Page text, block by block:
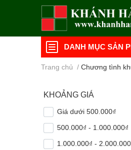
DANH MỤC SẢN
Trang chủ / Chương tình
KHOẢNG GIÁ
Giá dưới 500.000₫
500.000₫ - 1.000.000₫
1.000.000₫ -